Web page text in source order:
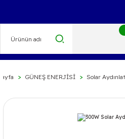
GÜNEŞ ENERJİSİ Solar